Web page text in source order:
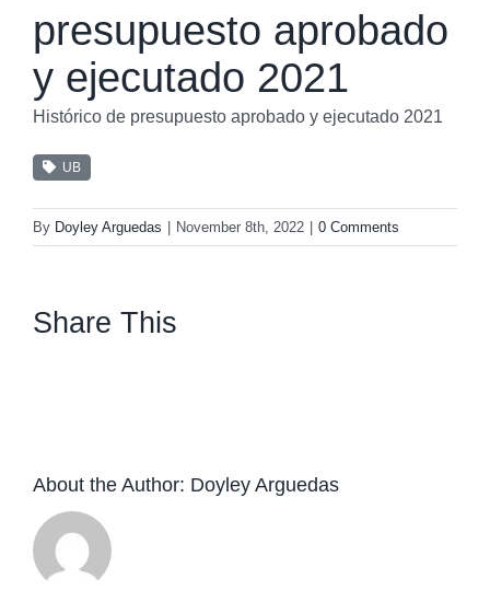
presupuesto aprobado
y ejecutado 2021
Histórico de presupuesto aprobado y ejecutado 2021
UB
By Doyley Arguedas November 8th, 2022 0 Comments
Share This
About the Author: Doyley Arguedas